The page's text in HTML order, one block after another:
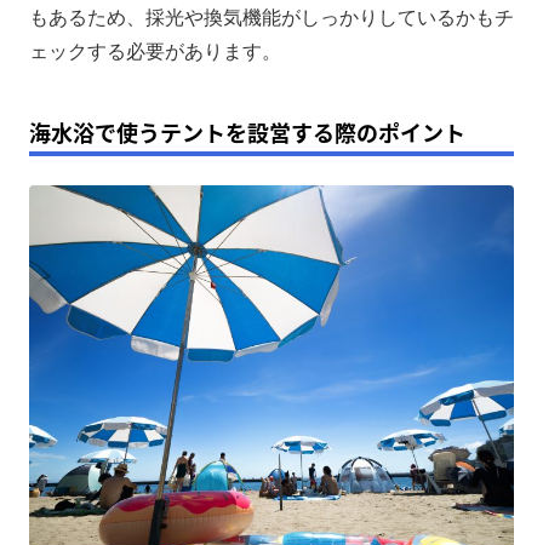
もあるため、採光や換気機能がしっかりしているかもチ
ェックする必要があります。
海水浴で使うテントを設営する際のポイント